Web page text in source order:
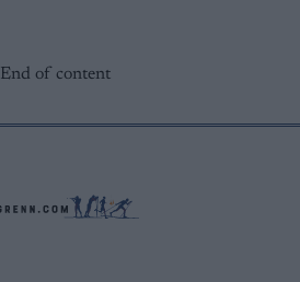
End of content